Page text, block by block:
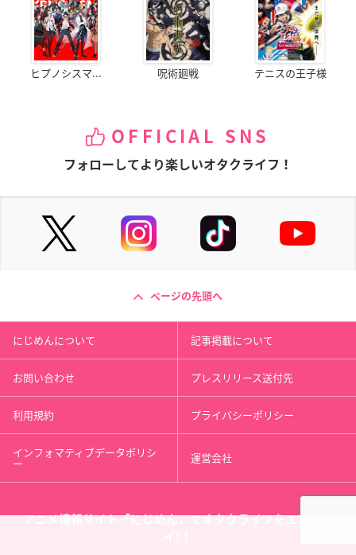
ヒプノシスマ... 呪術廻戦 テニスの王子様
OFFICIAL SNS
フォローしてより楽しいオタクライフ！
ページの先頭へ
にじめんについて 記事掲載について
お問い合わせ プレスリリース送付先
利用規約 プライバシーポリシー
インフォマティブデータポリシ
ー 運営会社